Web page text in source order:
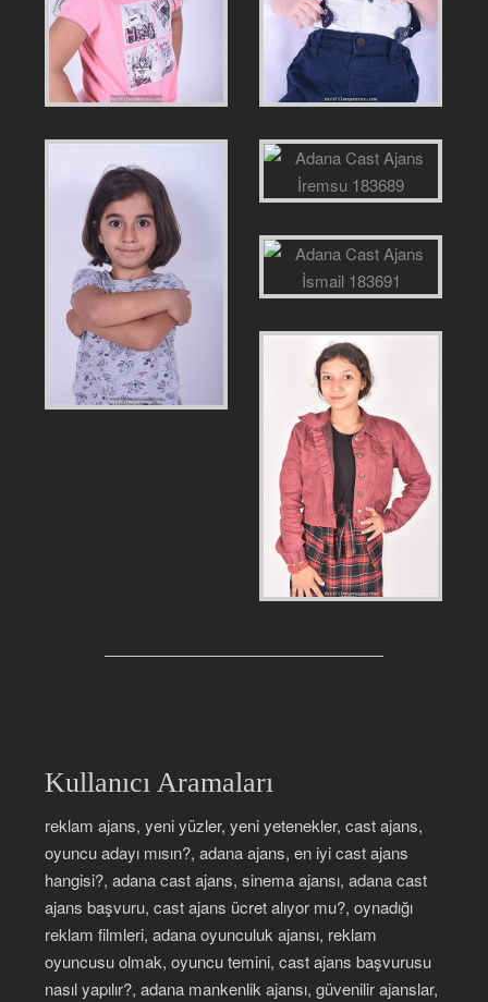
Kullanıcı Aramaları
reklam ajans, yeni yüzler, yeni yetenekler, cast ajans,
oyuncu adayı mısın?, adana ajans, en iyi cast ajans
hangisi?, adana cast ajans, sinema ajansı, adana cast
ajans başvuru, cast ajans ücret alıyor mu?, oynadığı
reklam filmleri, adana oyunculuk ajansı, reklam
oyuncusu olmak, oyuncu temini, cast ajans başvurusu
nasıl yapılır?, adana mankenlik ajansı, güvenilir ajanslar,